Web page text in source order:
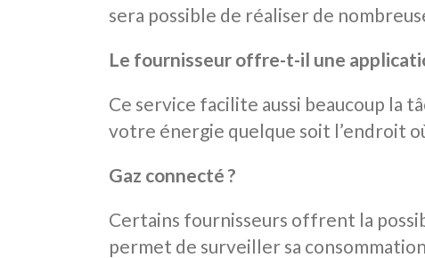
sera possible de réaliser de
Le fournisseur offre-t-il une
Ce service facilite aussi beaucoup la
votre énergie quelque soit l’endroit
Gaz connecté ?
Certains fournisseurs offrent la
permet de surveiller sa